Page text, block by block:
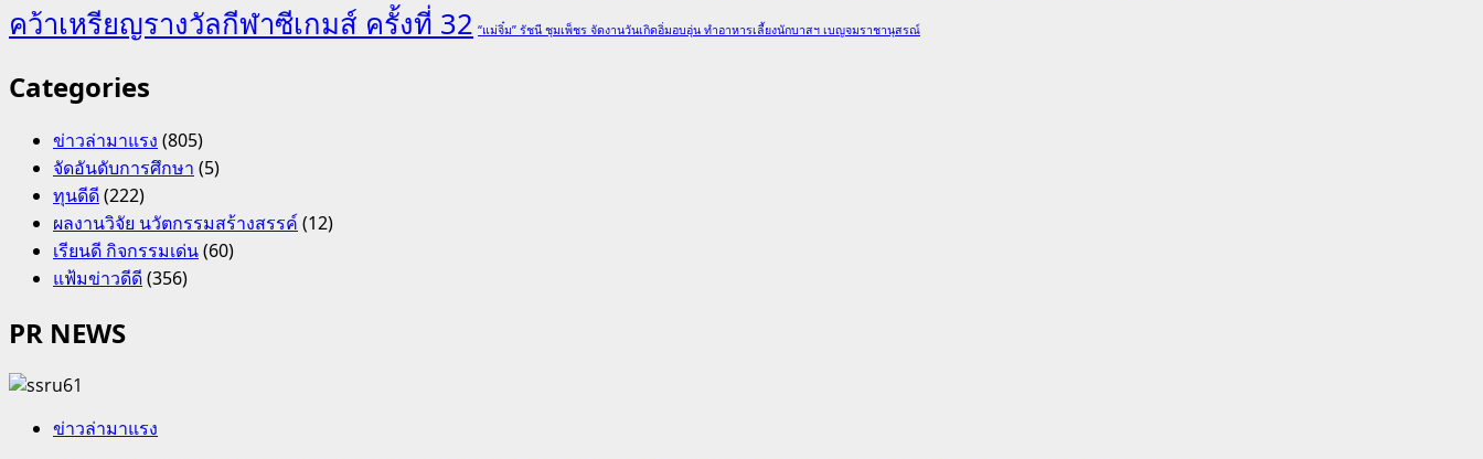
คว้าเหรียญรางวัลกีฬาซีเกมส์ ครั้งที่ 32 “แม่จิ๋ม” รัชนี ชุมเพ็ชร จัดงานวันเกิดอิ่มอบอุ่น ทำอาหารเลี้ยงนักบาสฯ เบญจมราชานุสรณ์
Categories
ข่าวล่ามาแรง (805)
จัดอันดับการศึกษา (5)
ทุนดีดี(222)
ผลงานวิจัย นวัตกรรมสร้างสรรค์ (12)
เรียนดี กิจกรรมเด่น(60)
แฟ้มข่าวดีดี(356)
PR NEWS
ข่าวล่ามาแรง